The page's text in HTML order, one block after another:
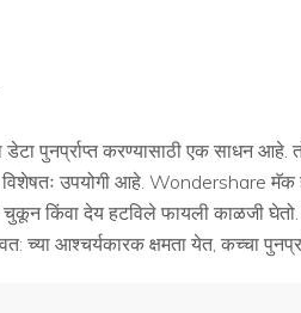
डेटा पुनर्प्राप्त करण्यासाठी एक साधन
उपयोगी आहे. Wondershare मॅक
किंवा देय हटविले फायली काळजी
च्या आश्चर्यकारक क्षमता येत, कच्चा